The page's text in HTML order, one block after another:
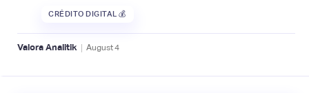
CRÉDITO DIGITAL 💰
Valora Analitik | August4